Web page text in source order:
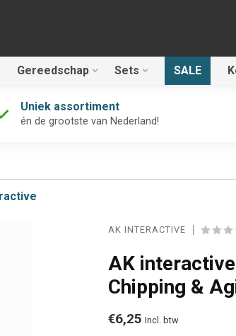
Gereedschap Sets SALE
Uniek assortiment
én de grootste van Nederland!
AK INTERACTIVE
AK
Chipping &
€6,25 Incl. btw